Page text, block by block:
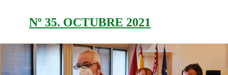
Nº 35. OCTUBRE 2021